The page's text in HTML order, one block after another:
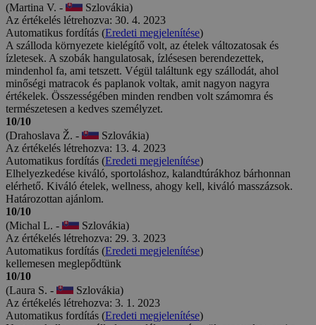
(Martina V. -
Szlovákia)
Az értékelés létrehozva: 30. 4. 2023
Automatikus fordítás (Eredeti megjelenítése)
A szálloda környezete kielégítő volt, az ételek változatosak és
ízletesek. A szobák hangulatosak, ízlésesen berendezettek,
mindenhol fa, ami tetszett. Végül találtunk egy szállodát, ahol
minőségi matracok és paplanok voltak, amit nagyon nagyra
értékelek. Összességében minden rendben volt számomra és
természetesen a kedves személyzet.
10/10
(Drahoslava Ž. -
Szlovákia)
Az értékelés létrehozva: 13. 4. 2023
Automatikus fordítás (Eredeti megjelenítése)
Elhelyezkedése kiváló, sportoláshoz, kalandtúrákhoz bárhonnan
elérhető. Kiváló ételek, wellness, ahogy kell, kiváló masszázsok.
Határozottan ajánlom.
10/10
(Michal L. -
Szlovákia)
Az értékelés létrehozva: 29. 3. 2023
Automatikus fordítás (Eredeti megjelenítése)
kellemesen meglepődtünk
10/10
(Laura S. -
Szlovákia)
Az értékelés létrehozva: 3. 1. 2023
Automatikus fordítás (Eredeti megjelenítése)